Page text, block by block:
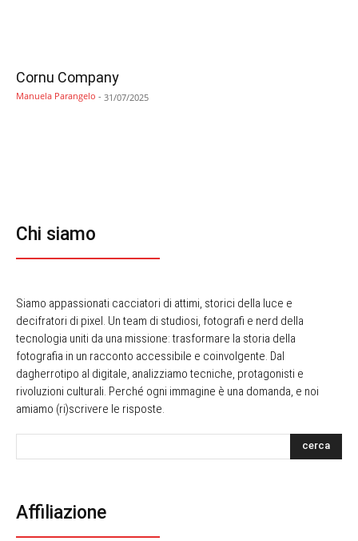
Cornu Company
Manuela Parangelo - 31/07/2025
Chi siamo
Siamo appassionati cacciatori di attimi, storici della luce e
decifratori di pixel. Un team di studiosi, fotografi e nerd della
tecnologia uniti da una missione: trasformare la storia della
fotografia in un racconto accessibile e coinvolgente. Dal
dagherrotipo al digitale, analizziamo tecniche, protagonisti e
rivoluzioni culturali. Perché ogni immagine è una domanda, e noi
amiamo (ri)scrivere le risposte.
cerca
Affiliazione